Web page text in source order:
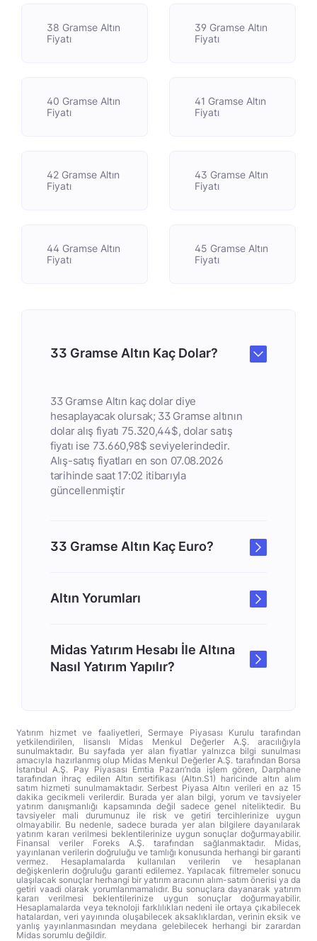
38 Gramse Altın
Fiyatı
39 Gramse Altın
Fiyatı
40 Gramse Altın
Fiyatı
41 Gramse Altın
Fiyatı
42 Gramse Altın
Fiyatı
43 Gramse Altın
Fiyatı
44 Gramse Altın
Fiyatı
45 Gramse Altın
Fiyatı
33 Gramse Altın Kaç Dolar?
33 Gramse Altın kaç dolar diye
hesaplayacak olursak; 33 Gramse altının
dolar alış fiyatı 75.320,44$, dolar satış
fiyatı ise 73.660,98$ seviyelerindedir.
Alış-satış fiyatları en son 07.08.2026
tarihinde saat 17:02 itibarıyla
güncellenmiştir
33 Gramse Altın Kaç Euro?
Altın Yorumları
Midas Yatırım Hesabı İle Altına
Nasıl Yatırım Yapılır?
Yatırım hizmet ve faaliyetleri, Sermaye Piyasası Kurulu tarafından
yetkilendirilen, lisanslı Midas Menkul Değerler A.Ş. aracılığıyla
sunulmaktadır. Bu sayfada yer alan fiyatlar yalnızca bilgi sunulması
amacıyla hazırlanmış olup Midas Menkul Değerler A.Ş. tarafından Borsa
İstanbul A.Ş. Pay Piyasası Emtia Pazarı’nda işlem gören, Darphane
tarafından ihraç edilen Altın sertifikası (Altın.S1) haricinde altın alım
satım hizmeti sunulmamaktadır. Serbest Piyasa Altın verileri en az 15
dakika gecikmeli verilerdir. Burada yer alan bilgi, yorum ve tavsiyeler
yatırım danışmanlığı kapsamında değil sadece genel niteliktedir. Bu
tavsiyeler mali durumunuz ile risk ve getiri tercihlerinize uygun
olmayabilir. Bu nedenle, sadece burada yer alan bilgilere dayanılarak
yatırım kararı verilmesi beklentilerinize uygun sonuçlar doğurmayabilir.
Finansal veriler Foreks A.Ş. tarafından sağlanmaktadır. Midas,
yayınlanan verilerin doğruluğu ve tamlığı konusunda herhangi bir garanti
vermez. Hesaplamalarda kullanılan verilerin ve hesaplanan
değişkenlerin doğruluğu garanti edilemez. Yapılacak filtremeler sonucu
ulaşılacak sonuçlar herhangi bir yatırım aracının alım-satım önerisi ya da
getiri vaadi olarak yorumlanmamalıdır. Bu sonuçlara dayanarak yatırım
kararı verilmesi beklentilerinize uygun sonuçlar doğurmayabilir.
Hesaplamalarda veya teknoloji farklılıkları nedeni ile ortaya çıkabilecek
hatalardan, veri yayınında oluşabilecek aksaklıklardan, verinin eksik ve
yanlış yayınlanmasından meydana gelebilecek herhangi bir zarardan
Midas sorumlu değildir.